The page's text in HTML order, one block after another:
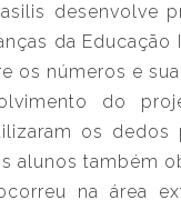
desenvolve
da
os números e
do
os dedos
alunos também
na área